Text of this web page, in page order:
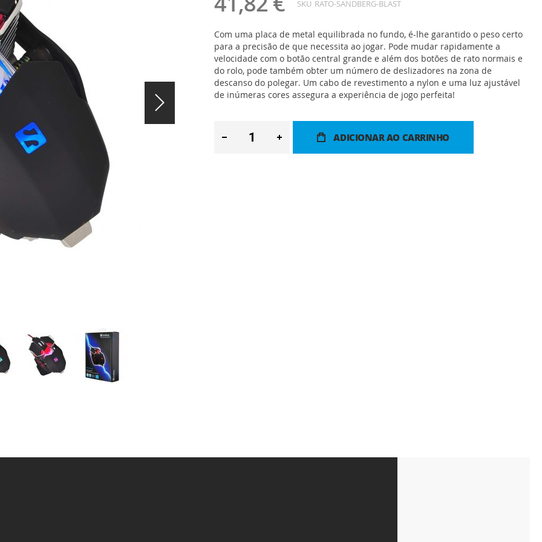
SKU RATO-SANDBERG-BLAST
Com uma placa de metal equilibrada no fundo, é-lhe garantido o peso certo
para a precisão de que necessita ao jogar. Pode mudar rapidamente a
velocidade com o botão central grande e além dos botões de rato normais e
do rolo, pode também obter um número de deslizadores na zona de
descanso do polegar. Um cabo de revestimento a nylon e uma luz ajustável
de inúmeras cores assegura a experiência de jogo perfeita!
ADICIONAR AO CARRINHO